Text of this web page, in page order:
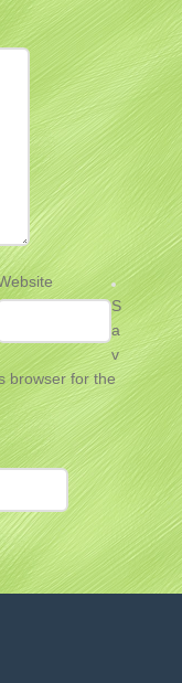
S
a
v
browser for the